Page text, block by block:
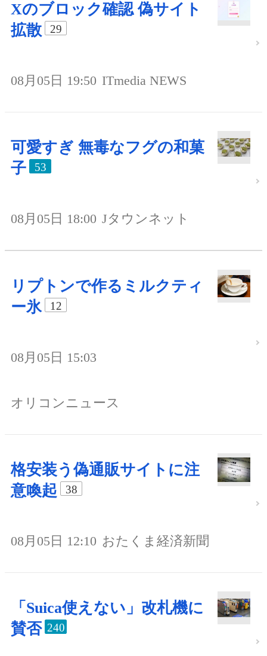
Xのブロック確認 偽サイト
拡散
29
08月05日 19:50 ITmedia NEWS
可愛すぎ 無毒なフグの和菓
子
53
08月05日 18:00 Jタウンネット
リプトンで作るミルクティ
ー氷
12
08月05日 15:03
オリコンニュース
格安装う偽通販サイトに注
意喚起
38
08月05日 12:10 おたくま経済新聞
「Suica使えない」改札機に
賛否 240